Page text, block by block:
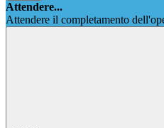
Attendere...
Attendere il completamento